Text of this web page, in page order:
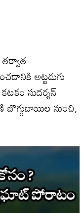
అట్టడుగు
సుదర్శన్‌
నుంచి,